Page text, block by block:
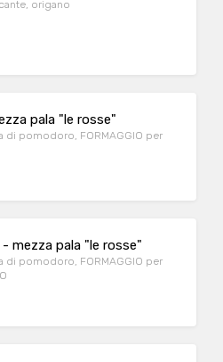
origano
pala "le rosse"
di pomodoro, FORMAGGIO per
mezza pala "le rosse"
di pomodoro, FORMAGGIO per